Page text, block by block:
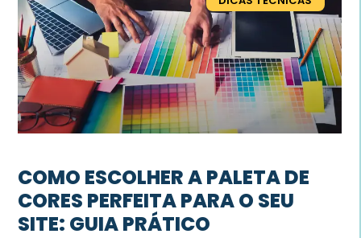
COMO ESCOLHER A PALETA DE
CORES PERFEITA PARA O SEU
SITE: GUIA PRÁTICO